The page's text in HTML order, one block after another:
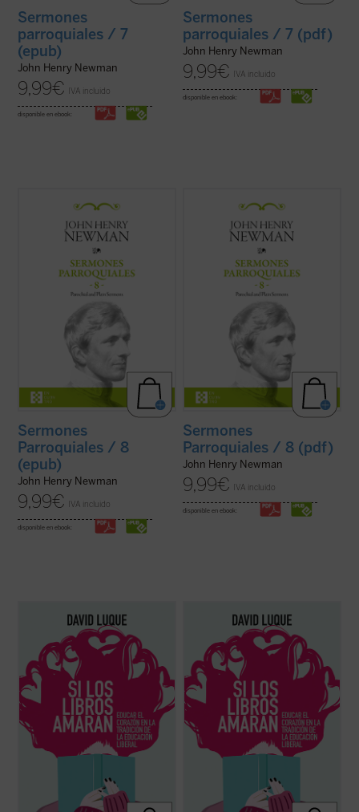
Sermones
parroquiales / 7
(epub)
John Henry Newman
9,99€ IVA incluido
disponible en ebook:
Sermones
parroquiales / 7 (pdf)
John Henry Newman
9,99€ IVA incluido
disponible en ebook:
textos reunidos en este último volumen de
Sermones parroquiales no formaron
parte de la primera edición de 1842, previa
a la conversión de Newman al catolicismo,
sino que fueron incluidos en la ...
Sermones
Parroquiales / 8
(epub)
John Henry Newman
9,99€ IVA incluido
disponible en ebook:
textos reunidos en este último volumen de
Sermones parroquiales no formaron
parte de la primera edición de 1842, previa
a la conversión de Newman al catolicismo,
sino que fueron incluidos en la ...
Sermones
Parroquiales / 8 (pdf)
John Henry Newman
9,99€ IVA incluido
disponible en ebook:
David Luque investiga la teoría de la
«educación liberal» a fin de hablar sobre el
amor: el amor a los libros, el amor a las
criaturas y el amor divino. Un conjunto de
ensayos que pueden ser leídos
separadamente o en conjunto por
cualquiera ...
(ver ficha)
David Luque investiga la teoría de la
«educación liberal» a fin de hablar sobre el
amor: el amor a los libros, el amor a las
criaturas y el amor divino. Un conjunto de
ensayos que pueden ser leídos
separadamente o en conjunto por
cualquiera ...
(ver ficha)